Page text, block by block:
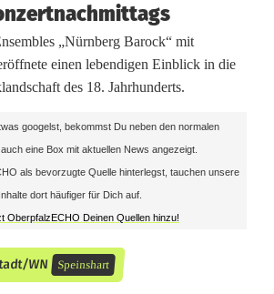
„Nürnberg Barock“ mit
einen lebendigen Einblick in die
des 18. Jahrhunderts.
googelst, bekommst Du neben den normalen
eine Box mit aktuellen News angezeigt.
als bevorzugte Quelle hinterlegst, tauchen unsere
Inhalte dort häufiger für Dich auf.
OberpfalzECHO Deinen Quellen hinzu!
WN Speinshart